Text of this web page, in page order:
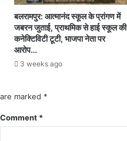
ठि
म
स्का
बलरामपुर: आत्मानंद स्कूल के प्रांगण में
जबरन जुताई, प्राथमिक से हाई स्कूल की
कनेक्टिविटी टूटी, भाजपा नेता पर
आरोप…
3 weeks ago
are marked *
Comment *